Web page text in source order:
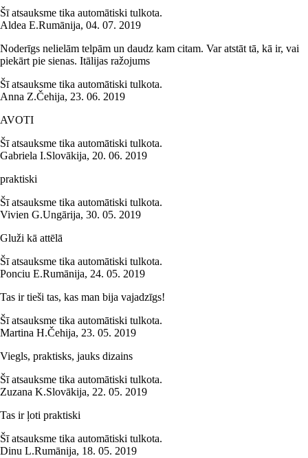
Šī atsauksme tika automātiski tulkota.
Aldea E.Rumānija, 04. 07. 2019
Noderīgs nelielām telpām un daudz kam citam. Var atstāt tā, kā ir, vai
piekārt pie sienas. Itālijas ražojums
Šī atsauksme tika automātiski tulkota.
Anna Z.Čehija, 23. 06. 2019
AVOTI
Šī atsauksme tika automātiski tulkota.
Gabriela I.Slovākija, 20. 06. 2019
praktiski
Šī atsauksme tika automātiski tulkota.
Vivien G.Ungārija, 30. 05. 2019
Gluži kā attēlā
Šī atsauksme tika automātiski tulkota.
Ponciu E.Rumānija, 24. 05. 2019
Tas ir tieši tas, kas man bija vajadzīgs!
Šī atsauksme tika automātiski tulkota.
Martina H.Čehija, 23. 05. 2019
Viegls, praktisks, jauks dizains
Šī atsauksme tika automātiski tulkota.
Zuzana K.Slovākija, 22. 05. 2019
Tas ir ļoti praktiski
Šī atsauksme tika automātiski tulkota.
Dinu L.Rumānija, 18. 05. 2019